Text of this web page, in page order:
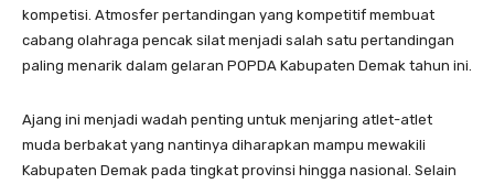
kompetisi. Atmosfer pertandingan yang kompetitif membuat
cabang olahraga pencak silat menjadi salah satu pertandingan
paling menarik dalam gelaran POPDA Kabupaten Demak tahun ini.
Ajang ini menjadi wadah penting untuk menjaring atlet-atlet
muda berbakat yang nantinya diharapkan mampu mewakili
Kabupaten Demak pada tingkat provinsi hingga nasional. Selain